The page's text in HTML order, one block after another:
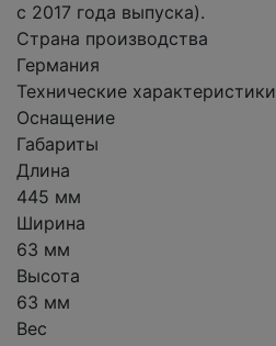
с 2017 года выпуска).
Страна производства
Германия
Технические характеристики
Оснащение
Габариты
Длина
445 мм
Ширина
63 мм
Высота
63 мм
Вес